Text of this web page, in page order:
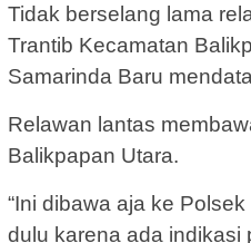
Tidak berselang lama
Trantib Kecamatan
Samarinda Baru
Relawan lantas
Balikpapan Utara.
“Ini dibawa aja ke
dulu karena ada indikasi